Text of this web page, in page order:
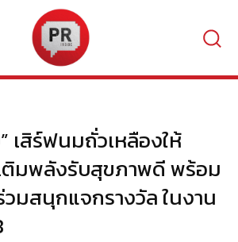
เสิร์ฟนมถั่วเหลืองให้
ติมพลังรับสุขภาพดี พร้อม
มสนุกแจกรางวัล ในงาน